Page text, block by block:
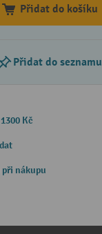
Přidat do košíku
Přidat do seznamu
Kč
při nákupu